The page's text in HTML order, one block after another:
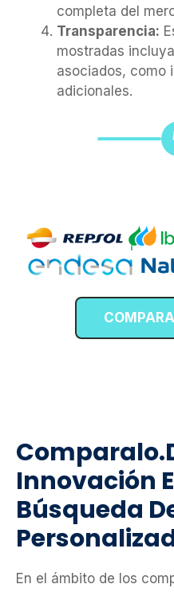
completa del
Transparencia:
mostradas
asociados, como
adicionales.
Innovación
Búsqueda
En el ámbito de los